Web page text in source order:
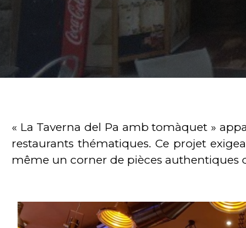
« La Taverna del Pa amb tomàquet »
restaurants thématiques. Ce projet
même un corner de pièces authentiques